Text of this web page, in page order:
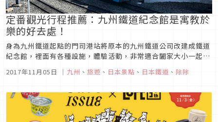
定番觀光行程推薦：九州鐵道紀念館是寓教於
樂的好去處！
身為九州鐵道起點的門司港站將原本的九州鐵道公司改建成鐵道
紀念館，裡面有各種設施，體驗活動，非常適合闔家大小一起來
2017年11月05日 ｜ 九州 、 旅遊 、 日本景點 、 日本鐵道 、 除除